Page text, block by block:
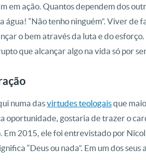
em ação. Quantos dependem dos
água! “Não tenho ninguém”. Viver de
o bem através da luta e do
que alcançar algo na vida só por
numa dasvirtudes teologaisque
oportunidade, gostaria de trazer o
Em 2015, ele foi entrevistado por
“Deus ou nada”. Em um dos